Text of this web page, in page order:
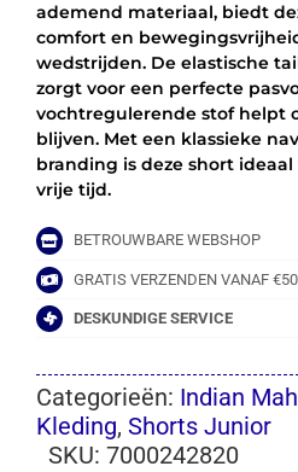
NAVY
aantal
ademend materiaal, biedt
comfort en
wedstrijden. De elastische
zorgt voor een perfecte
vochtregulerende stof helpt
blijven. Met een klassieke
branding is deze short
vrije tijd.
BETROUWBARE WEBSHOP
GRATIS VERZENDEN VANAF
DESKUNDIGE SERVICE
Categorieën: Indian
Kleding, Shorts Junior
SKU: 7000242820